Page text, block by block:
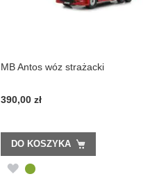
MB Antos wóz strażacki
390,00 zł
DO KOSZYKA
DODAJ